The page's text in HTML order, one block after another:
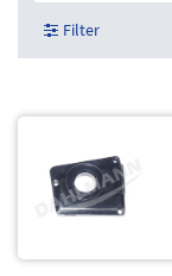
Filter